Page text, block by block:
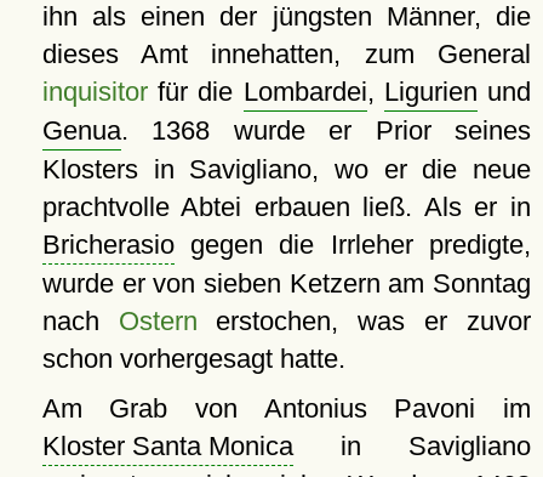
ihn als einen der jüngsten Männer, die
dieses Amt innehatten, zum General
inquisitorfür die Lombardei, Ligurien und
Genua. 1368 wurde er Prior seines
Klosters in Savigliano, wo er die neue
prachtvolle Abtei erbauen ließ. Als er in
Bricherasiogegen die Irrleher predigte,
wurde er von sieben Ketzern am Sonntag
nach Ostern erstochen, was er zuvor
schon vorhergesagt hatte.
Am Grab von Antonius Pavoni im
Kloster Santa Monicain Savigliano